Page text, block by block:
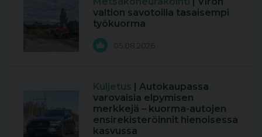
valtion savotoilla tasaisempi
työkuorma
05.08.2026
Kuljetus | Autokaupassa
varovaisia elpymisen
merkkejä – kuorma-autojen
ensirekisteröinnit hienoisessa
kasvussa